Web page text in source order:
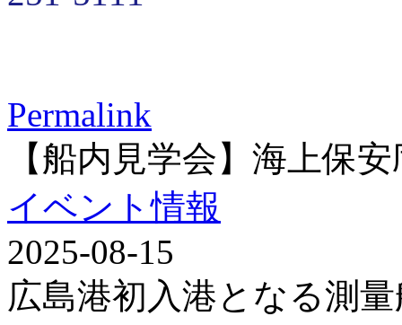
Permalink
【船内見学会】海上保
イベント情報
2025-08-15
広島港初入港となる測